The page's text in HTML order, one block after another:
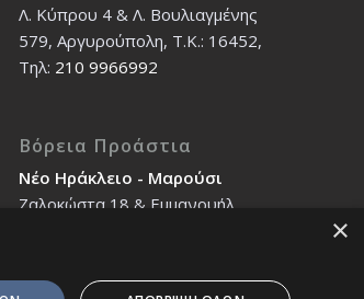
Λ. Κύπρου 4 & Λ. Βουλιαγμένης
579, Αργυρούπολη, T.K.: 16452,
Τηλ: 210 9966992
Βόρεια Προάστια
Νέο Ηράκλειο - Μαρούσι
Ζαλοκώστα 18 & Εμμανουήλ
×